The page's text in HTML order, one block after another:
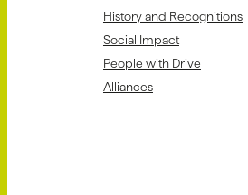
History and Recognitions
Social Impact
People with Drive
Alliances